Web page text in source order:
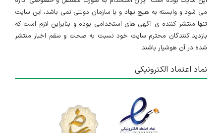
می شود و وابسته به هیچ نهاد و یا سازمان دولتی نمی باشد، این سایت
تنها منتشر کننده ی آگهی های استخدامی بوده و بنابراین لازم است که
بازدید کنندگان محترم سایت خود نسبت به صحت و سقم اخبار منتشر
شده در آن هوشیار باشند.
نماد اعتماد الکترونیکی